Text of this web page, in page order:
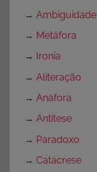
→ Ambiguidade
→ Metáfora
→
Ironia
→ Aliteração
→ Anáfora
→ Antítese
→ Paradoxo
→ Catacrese